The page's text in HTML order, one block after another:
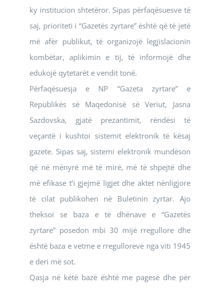
ky institucion shtetëror. Sipas përfaqësuesve të
saj, prioriteti i “Gazetës zyrtare” është që të jetë
më afër publikut, të organizojë legjislacionin
kombëtar, aplikimin e tij, të informojë dhe
edukojë qytetarët e vendit tonë.
Përfaqësuesja e NP “Gazeta zyrtare” e
Republikës së Maqedonisë së Veriut, Jasna
Sazdovska, gjatë prezantimit, rëndësi të
veçantë i kushtoi sistemit elektronik të kësaj
gazete. Sipas saj, sistemi elektronik mundëson
që në mënyrë më të mirë, më të shpejtë dhe
më efikase t’i gjejmë ligjet dhe aktet nënligjore
të cilat publikohen në Buletinin zyrtar. Ajo
theksoi se baza e të dhënave e “Gazetës
zyrtare” posedon mbi 30 mijë rregullore dhe
është baza e vetme e rregulloreve nga viti 1945
e deri më sot.
Qasja në këtë bazë është me pagesë dhe për